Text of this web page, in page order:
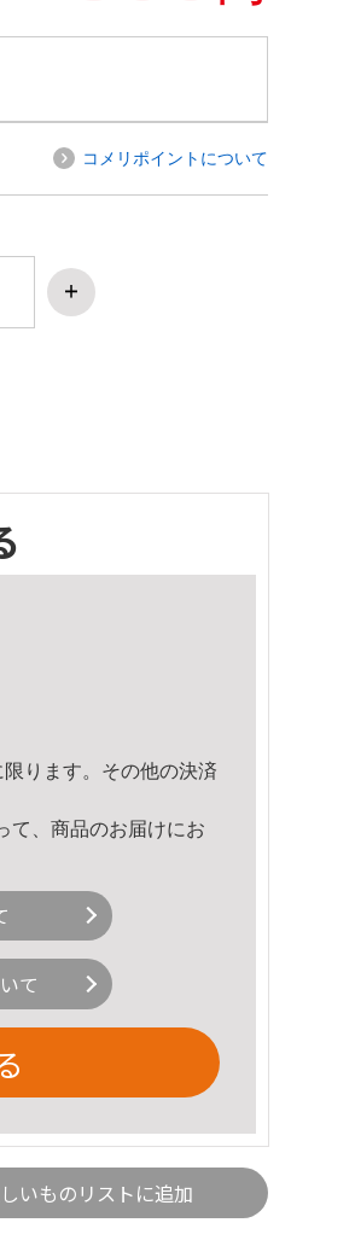
コメリポイントについて
ります。その他の決済
て、商品のお届けにお
て
いものリストに追加